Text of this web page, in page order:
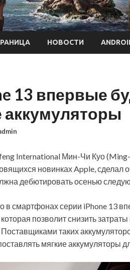
НОВОСТИ
13 впервые
аккумуляторы
International Мин-Чи Куо
новинках Apple,
дебютировать осенью
в смартфонах серии iPhone 13
позволит снизить
Поставщиками таких
мягкие аккумуляторы